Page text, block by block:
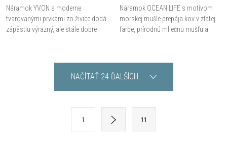
Náramok YVON s moderne
tvarovanými prvkami zo živice dodá
zápästiu výrazný, ale stále dobre
univerzálna veľkosť a...
Náramok OCEAN LIFE s motívom
morskej mušle prepája kov v zlatej
farbe, prírodnú mliečnu mušľu a
univerzálna...
NAČÍTAŤ 24 ĎALŠÍCH
1 11